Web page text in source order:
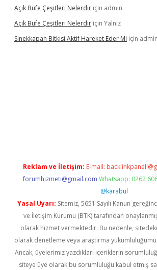
Açık Büfe Çeşitleri Nelerdir için admin
Açık Büfe Çeşitleri Nelerdir için Yalnız
Sinekkapan Bitkisi Aktif Hareket Eder Mi için admin
Reklam ve İletişim: E-mail:
forumhizmeti@gmail.com Whatsapp: 0262
@karabul
Yasal Uyarı: Sitemiz, 5651 Sayılı Kanun
ve İletişim Kurumu (BTK) tarafından
olarak hizmet vermektedir. Bu nedenle,
olarak denetleme veya araştırma
Ancak, üyelerimiz yazdıkları içeriklerin
siteye üye olarak bu sorumluluğu kabul etmiş